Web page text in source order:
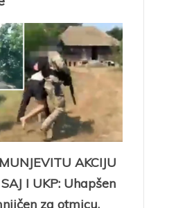
AKCIJU
I UKP: Uhapšen
za otmicu,